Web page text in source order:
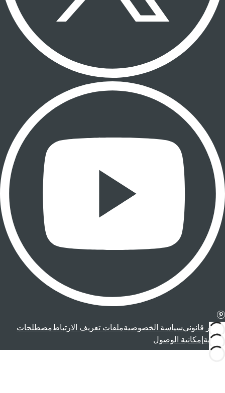
إشعار قانونيسياسة الخصوصيةملفات تعريف الارتباطمصطلحات
قانونية إمكانية الوصول